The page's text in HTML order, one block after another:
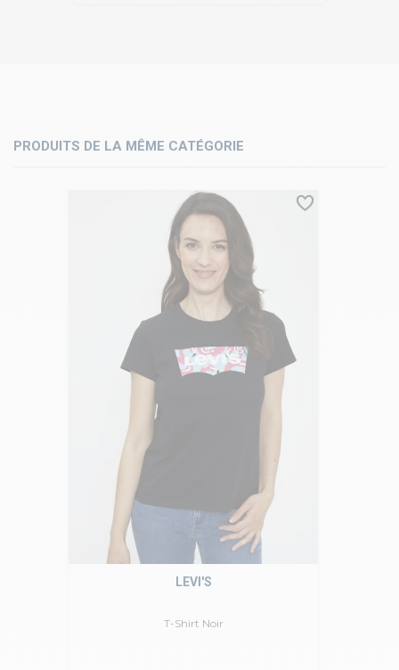
PRODUITS DE LA MÊME CATÉGORIE
T-Shirt Noir
LEVI'S